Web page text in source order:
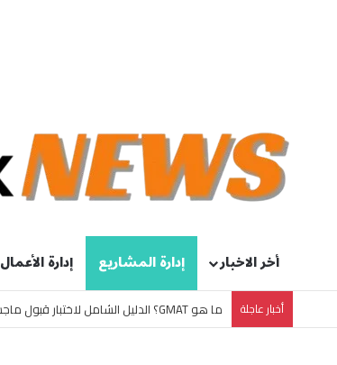
أخر الاخبار إدارة المشاريع إدارة الأعمال
أخبار عاجلة دليل دراسة ماجستير إدارة الأعمال (MBA) لعام 2027